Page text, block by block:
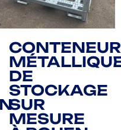
DE
STOCKAGE
SUR
MESURE